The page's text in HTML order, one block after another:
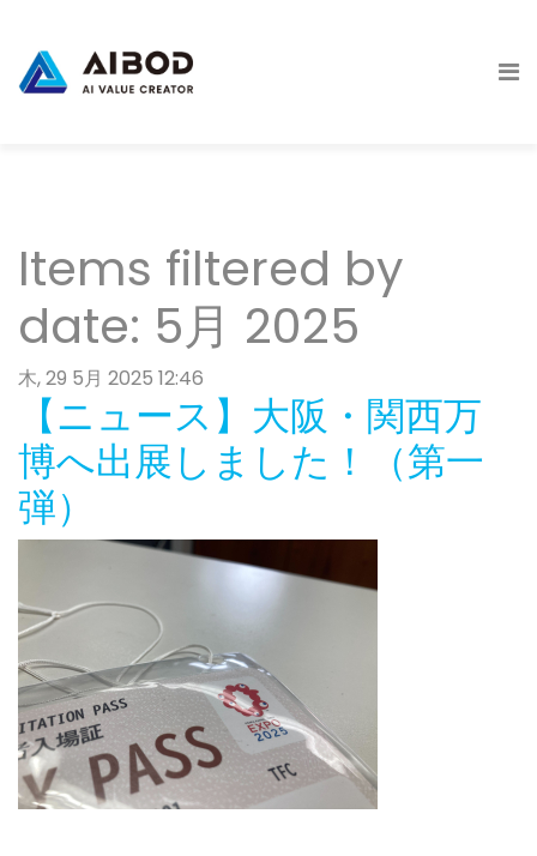
Items filtered by
date: 5月 2025
木, 29 5月 2025 12:46
【ニュース】大阪・関西万
博へ出展しました！（第一
弾）